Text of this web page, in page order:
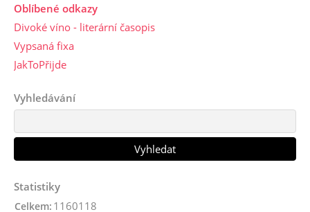
Oblíbené odkazy
Divoké víno - literární časopis
Vypsaná fixa
JakToPřijde
Vyhledávání
Statistiky
Celkem: 1160118